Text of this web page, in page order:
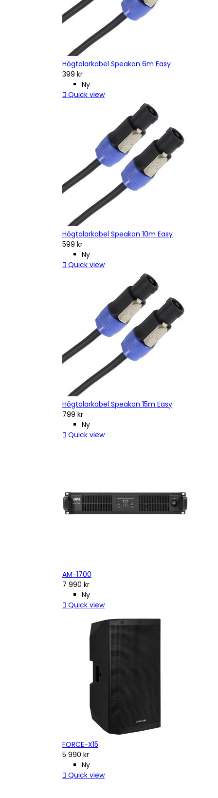
Högtalarkabel Speakon 6m Easy
399 kr
Ny
 Quick view
Högtalarkabel Speakon 10m Easy
599 kr
Ny
 Quick view
Högtalarkabel Speakon 15m Easy
799 kr
Ny
 Quick view
AM-1700
7 990 kr
Ny
 Quick view
FORCE-X15
5 990 kr
Ny
 Quick view